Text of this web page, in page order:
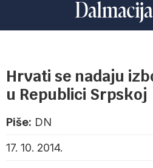
Hrvati se nadaju
u Republici Srpskoj
Piše: DN
17. 10. 2014.